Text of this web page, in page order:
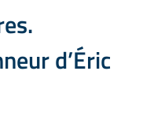
d’Éric